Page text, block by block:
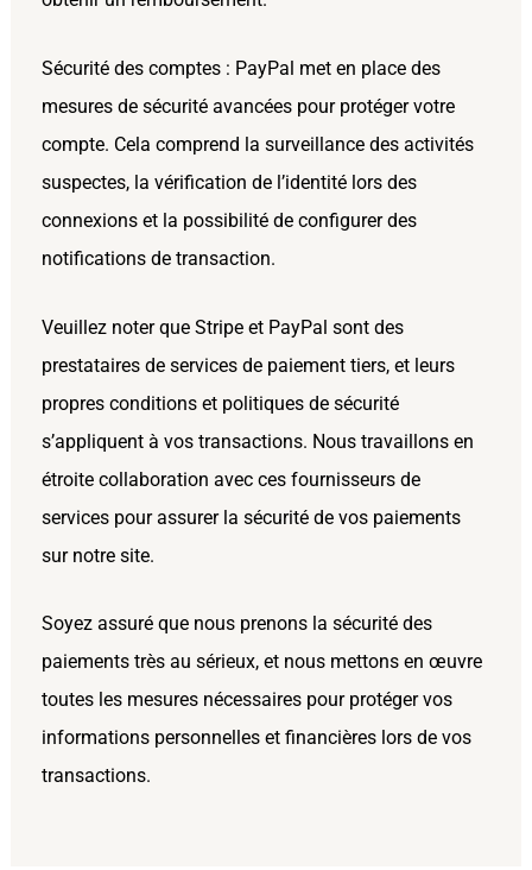
Sécurité des comptes : PayPal met en place des
mesures de sécurité avancées pour protéger votre
compte. Cela comprend la surveillance des activités
suspectes, la vérification de l’identité lors des
connexions et la possibilité de configurer des
notifications de transaction.
Veuillez noter que Stripe et PayPal sont des
prestataires de services de paiement tiers, et leurs
propres conditions et politiques de sécurité
s’appliquent à vos transactions. Nous travaillons en
étroite collaboration avec ces fournisseurs de
services pour assurer la sécurité de vos paiements
sur notre site.
Soyez assuré que nous prenons la sécurité des
paiements très au sérieux, et nous mettons en œuvre
toutes les mesures nécessaires pour protéger vos
informations personnelles et financières lors de vos
transactions.